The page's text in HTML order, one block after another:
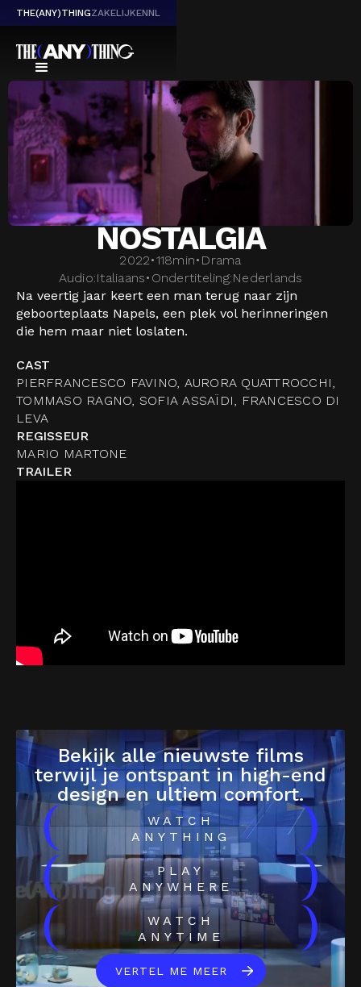
THE(ANY)THINGZAKELIJKENNL
NOSTALGIA
2022•118min• Drama
Audio:Italiaans• Ondertiteling:Nederlands
Na veertig jaar keert een man terug naar zijn
geboorteplaats Napels, een plek vol herinneringen
die hem maar niet loslaten.
CAST
PIERFRANCESCO FAVINO, AURORA QUATTROCCHI,
TOMMASO RAGNO, SOFIA ASSAÏDI, FRANCESCO DI
LEVA
REGISSEUR
MARIO MARTONE
TRAILER
Bekijk alle nieuwste films
terwijl je ontspant in high-end
design en ultiem comfort.
(
WATCH
ANYTHING
)
(
PLAY
ANYWHERE
)
(
WATCH
ANYTIME
)
VERTEL ME MEER